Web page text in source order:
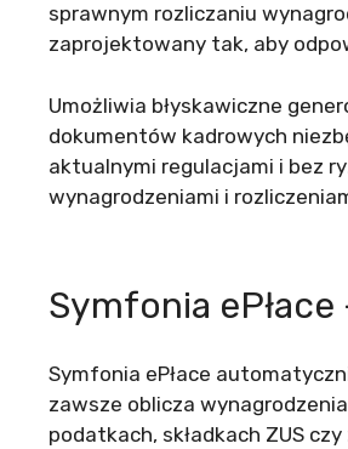
sprawnym rozliczaniu
zaprojektowany tak, aby
Umożliwia błyskawiczne
dokumentów kadrowych
aktualnymi regulacjami i bez
wynagrodzeniami i
Symfonia
Symfonia ePłace
zawsze oblicza
podatkach, składkach ZUS